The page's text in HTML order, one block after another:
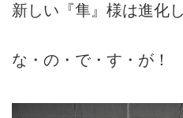
新しい『隼』様は進化
な・の・で・す・が！